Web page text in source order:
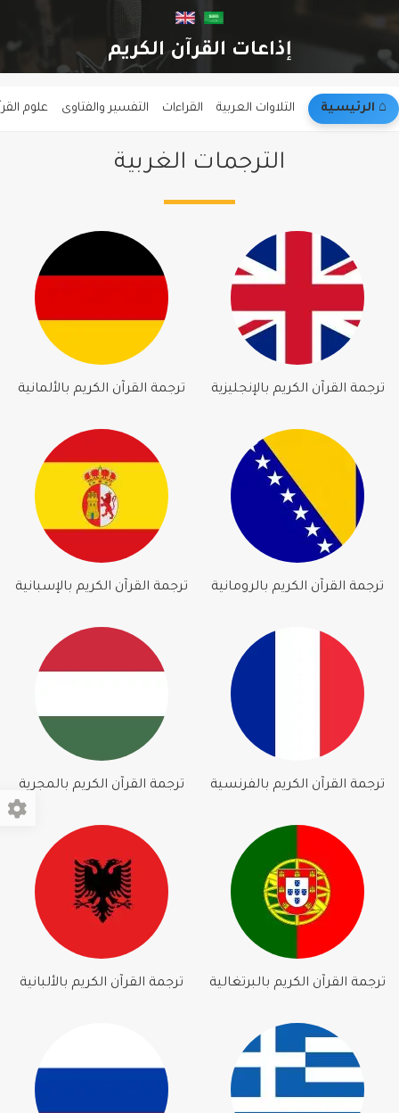
إذاعات القرآن الكريم
⌂︎ الرئيسية التلاوات العربية القراءات التفسير والفتاوى علوم
الترجمات الغربية
ترجمة القرآن الكريم بالإنجليزية ترجمة القرآن الكريم بالألمانية
ترجمة القرآن الكريم بالرومانية ترجمة القرآن الكريم بالإسبانية
ترجمة القرآن الكريم بالفرنسية ترجمة القرآن الكريم بالمجرية
ترجمة القرآن الكريم بالبرتغالية ترجمة القرآن الكريم بالألبانية